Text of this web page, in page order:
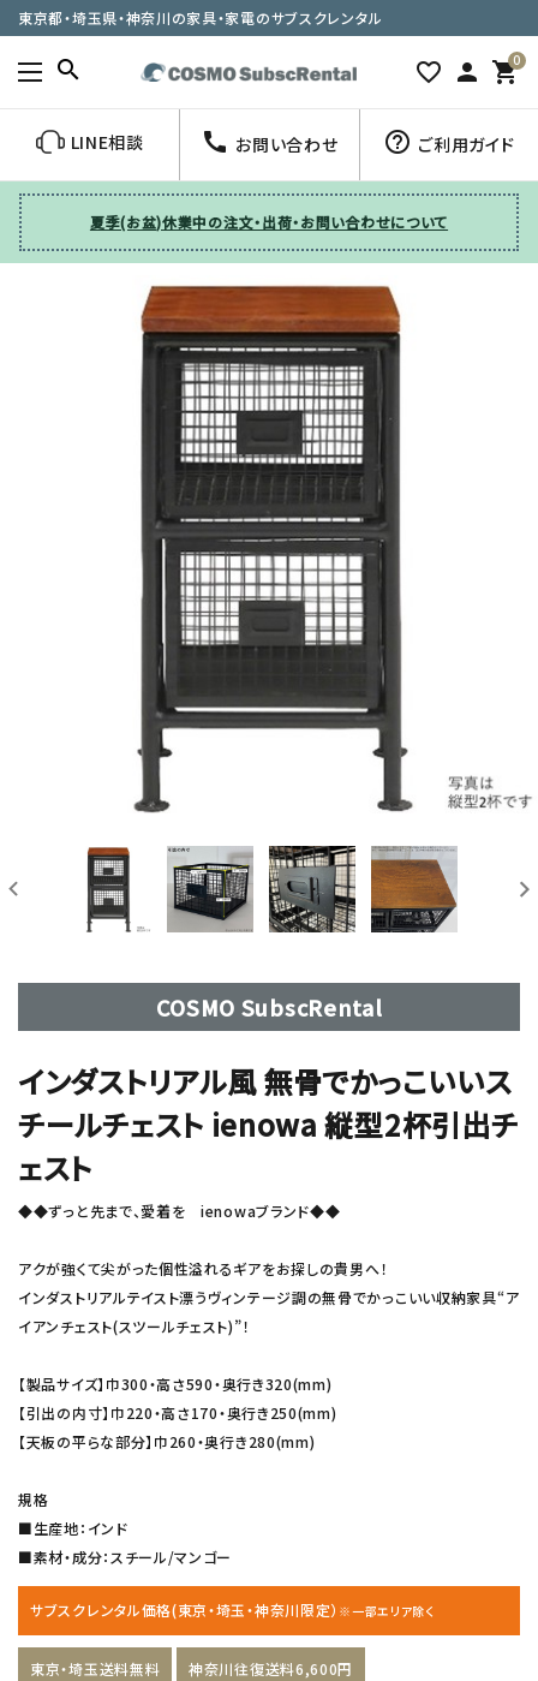
東京都・埼玉県・神奈川の家具・家電のサブスクレンタル
search favorite_border person 0
shopping_cart
LINE相談 call お問い合わせ help_outline ご利用ガイド
夏季(お盆)休業中の注文・出荷・お問い合わせについて
COSMO SubscRental
インダストリアル風 無骨でかっこいいス
チールチェスト ienowa 縦型2杯引出チ
ェスト
◆◆ずっと先まで、愛着を ienowaブランド◆◆
アクが強くて尖がった個性溢れるギアをお探しの貴男へ！
インダストリアルテイスト漂うヴィンテージ調の無骨でかっこいい収納家具“ア
イアンチェスト(スツールチェスト)”！
【製品サイズ】巾300・高さ590・奥行き320(mm)
【引出の内寸】巾220・高さ170・奥行き250(mm)
【天板の平らな部分】巾260・奥行き280(mm)
規格
■生産地：インド
■素材・成分：スチール/マンゴー
サブスクレンタル価格(東京・埼玉・神奈川限定） ※一部エリア除く
東京・埼玉送料無料 神奈川往復送料6,600円